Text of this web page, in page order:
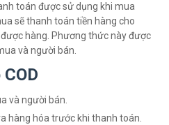
toán được sử dụng khi mua
sẽ thanh toán tiền hàng cho
hàng. Phương thức này được
và người bán.
và người bán.
hàng hóa trước khi thanh toán.